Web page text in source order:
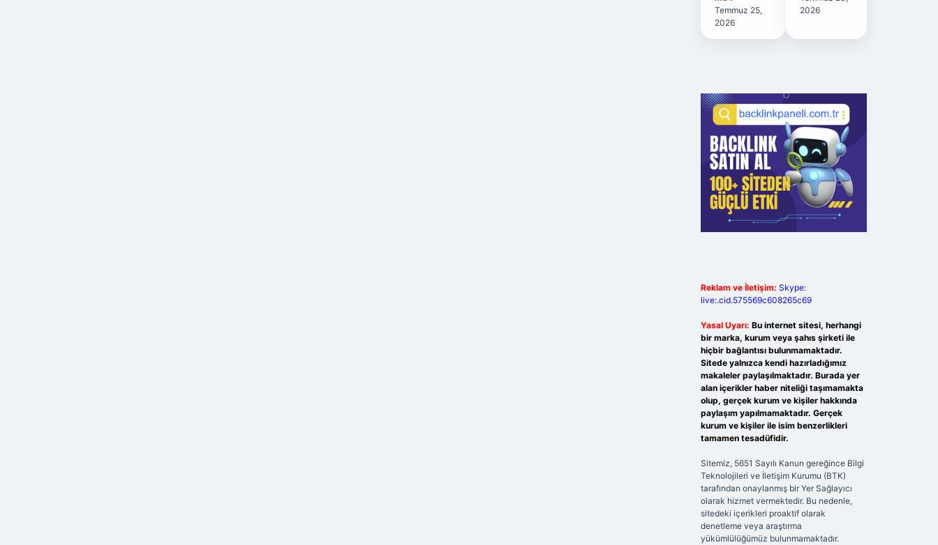
Temmuz 25,
2026
2026
Reklam ve İletişim: Skype:
live:.cid.575569c608265c69
Yasal Uyarı: Bu internet sitesi, herhangi
bir marka, kurum veya şahıs şirketi ile
hiçbir bağlantısı bulunmamaktadır.
Sitede yalnızca kendi hazırladığımız
makaleler paylaşılmaktadır. Burada yer
alan içerikler haber niteliği taşımamakta
olup, gerçek kurum ve kişiler hakkında
paylaşım yapılmamaktadır. Gerçek
kurum ve kişiler ile isim benzerlikleri
tamamen tesadüfidir.
Sitemiz, 5651 Sayılı Kanun gereğince Bilgi
Teknolojileri ve İletişim Kurumu (BTK)
tarafından onaylanmış bir Yer Sağlayıcı
olarak hizmet vermektedir. Bu nedenle,
sitedeki içerikleri proaktif olarak
denetleme veya araştırma
yükümlülüğümüz bulunmamaktadır.